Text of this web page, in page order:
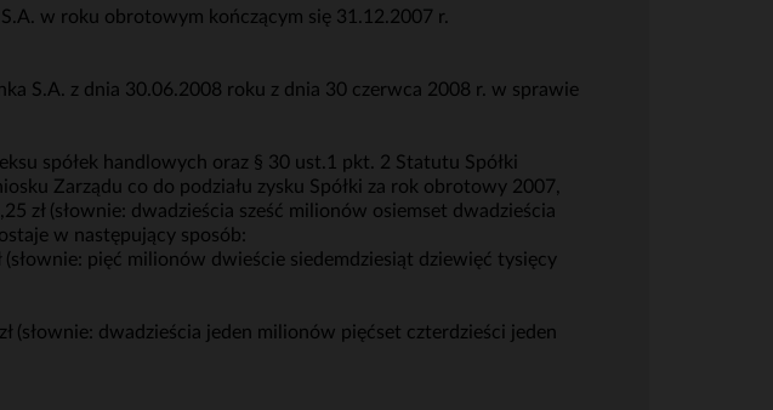
w roku obrotowym kończącym się 31.12.2007 r.
S.A. z dnia 30.06.2008 roku z dnia 30 czerwca 2008 r. w sprawie
spółek handlowych oraz § 30 ust.1 pkt. 2 Statutu Spółki
Zarządu co do podziału zysku Spółki za rok obrotowy 2007,
zł (słownie: dwadzieścia sześć milionów osiemset dwadzieścia
w następujący sposób:
pięć milionów dwieście siedemdziesiąt dziewięć tysięcy
(słownie: dwadzieścia jeden milionów pięćset czterdzieści jeden